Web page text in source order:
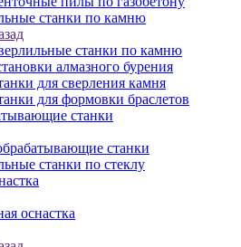
станки по камню
станки по камню
алмазного бурения
для сверления камня
для формовки браслетов
станки
станки
станки по стеклу
оснастка